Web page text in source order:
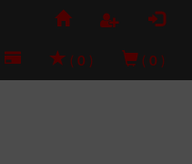
( 0 ) ( 0 )